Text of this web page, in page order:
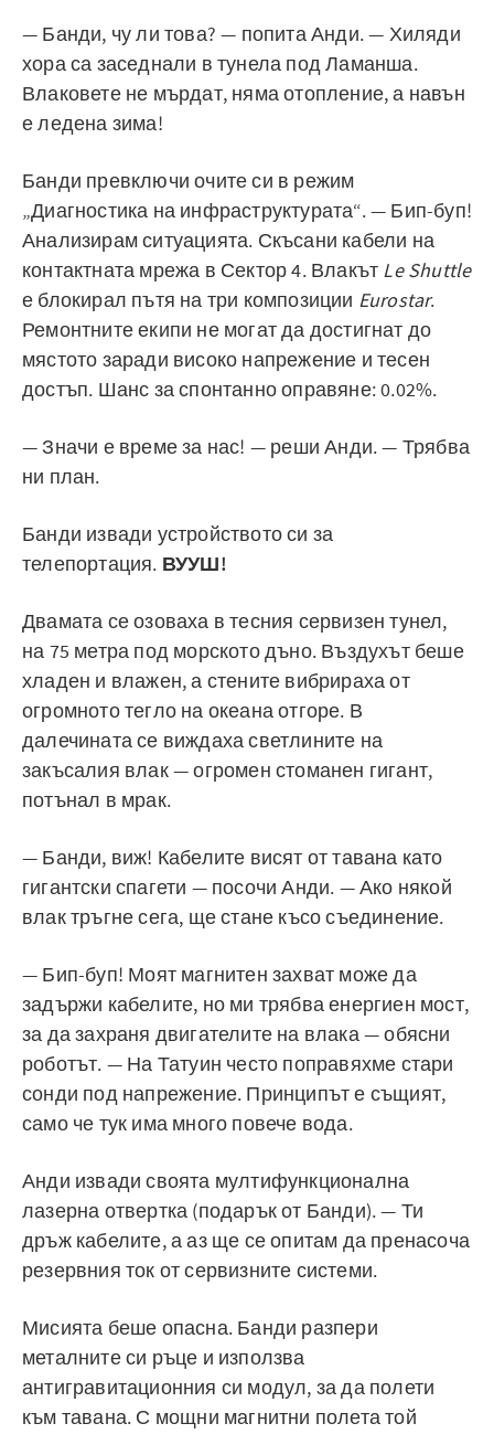
— Банди, чу ли това? — попита Анди. — Хиляди
хора са заседнали в тунела под Ламанша.
Влаковете не мърдат, няма отопление, а навън
е ледена зима!
Банди превключи очите си в режим
„Диагностика на инфраструктурата“. — Бип-буп!
Анализирам ситуацията. Скъсани кабели на
контактната мрежа в Сектор 4. Влакът Le Shuttle
е блокирал пътя на три композиции Eurostar.
Ремонтните екипи не могат да достигнат до
мястото заради високо напрежение и тесен
достъп. Шанс за спонтанно оправяне: 0.02%.
— Значи е време за нас! — реши Анди. — Трябва
ни план.
Банди извади устройството си за
телепортация. ВУУШ!
Двамата се озоваха в тесния сервизен тунел,
на 75 метра под морското дъно. Въздухът беше
хладен и влажен, а стените вибрираха от
огромното тегло на океана отгоре. В
далечината се виждаха светлините на
закъсалия влак — огромен стоманен гигант,
потънал в мрак.
— Банди, виж! Кабелите висят от тавана като
гигантски спагети — посочи Анди. — Ако някой
влак тръгне сега, ще стане късо съединение.
— Бип-буп! Моят магнитен захват може да
задържи кабелите, но ми трябва енергиен мост,
за да захраня двигателите на влака — обясни
роботът. — На Татуин често поправяхме стари
сонди под напрежение. Принципът е същият,
само че тук има много повече вода.
Анди извади своята мултифункционална
лазерна отвертка (подарък от Банди). — Ти
дръж кабелите, а аз ще се опитам да пренасоча
резервния ток от сервизните системи.
Мисията беше опасна. Банди разпери
металните си ръце и използва
антигравитационния си модул, за да полети
към тавана. С мощни магнитни полета той